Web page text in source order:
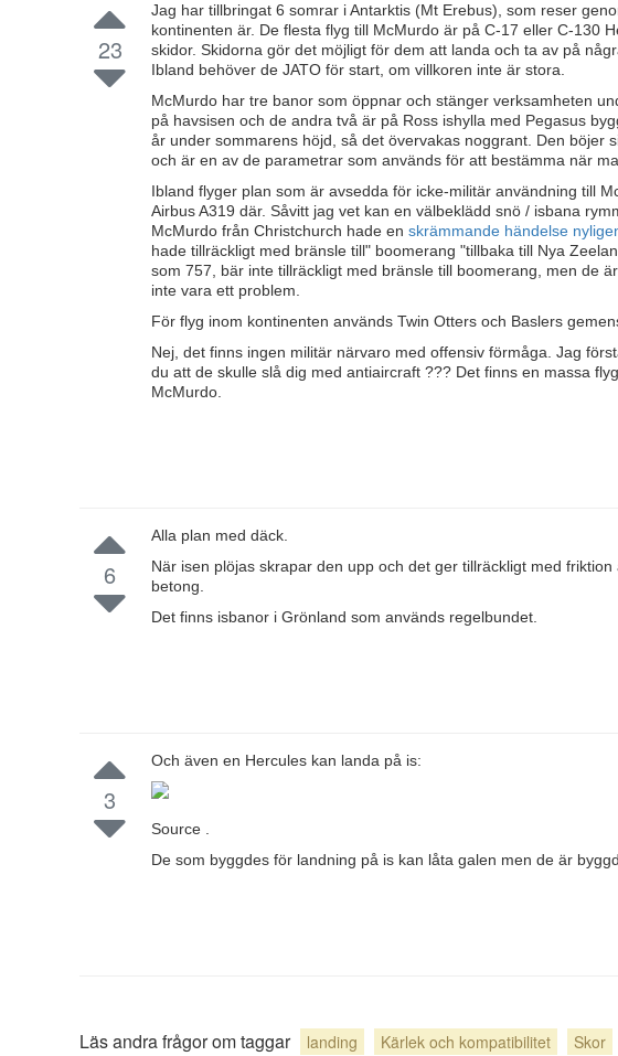
23
Jag har tillbringat 6 somrar i Antarktis (Mt Erebus), som reser
kontinenten är. De flesta flyg till McMurdo är på C-17 eller C-130
skidor. Skidorna gör det möjligt för dem att landa och ta av på
Ibland behöver de JATO för start, om villkoren inte är stora.
McMurdo har tre banor som öppnar och stänger verksamheten
på havsisen och de andra två är på Ross ishylla med Pegasus
år under sommarens höjd, så det övervakas noggrant. Den böjer
och är en av de parametrar som används för att bestämma när
Ibland flyger plan som är avsedda för icke-militär användning till
Airbus A319 där. Såvitt jag vet kan en välbeklädd snö / isbana
McMurdo från Christchurch hade en skrämmande händelse
hade tillräckligt med bränsle till" boomerang "tillbaka till Nya
som 757, bär inte tillräckligt med bränsle till boomerang, men de
inte vara ett problem.
För flyg inom kontinenten används Twin Otters och Baslers
Nej, det finns ingen militär närvaro med offensiv förmåga. Jag
du att de skulle slå dig med antiaircraft ??? Det finns en massa
McMurdo.
6
Alla plan med däck.
När isen plöjas skrapar den upp och det ger tillräckligt med
betong.
Det finns isbanor i Grönland som används regelbundet.
3
Och även en Hercules kan landa på is:
Source .
De som byggdes för landning på is kan låta galen men de är
Läs andra frågor om taggar landing Kärlek och kompatibilitet Skor